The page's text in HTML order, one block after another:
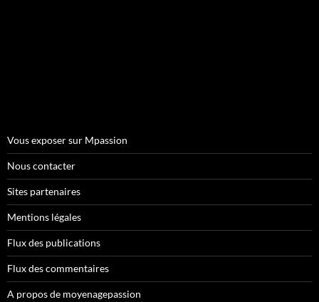
Vous exposer sur Mpassion
Nous contacter
Sites partenaires
Mentions légales
Flux des publications
Flux des commentaires
A propos de moyenagepassion